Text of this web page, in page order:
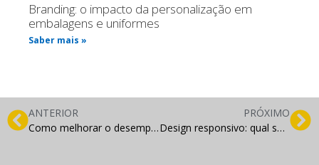
Branding: o impacto da personalização em
embalagens e uniformes
Saber mais »
ANTERIOR
Como melhorar o desempenho do seu site na pesquisa local
PRÓXIMO
Design responsivo: qual sua importância na experiência do usuário?